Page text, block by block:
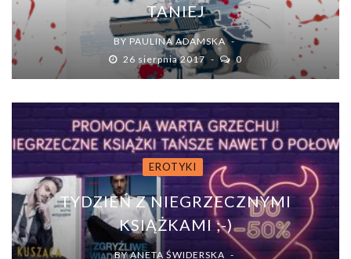
TANIEJ
BY PAULINA ADAMSKA
26 sierpnia 2017
0
EROTYKI
TYDZIEŃ Z NIEGRZECZNYMI
KSIĄŻKAMI ;-)
BYANETA ŚWIDERSKA